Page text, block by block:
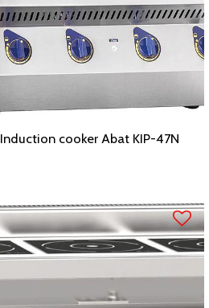
Induction cooker Abat KIP-47N